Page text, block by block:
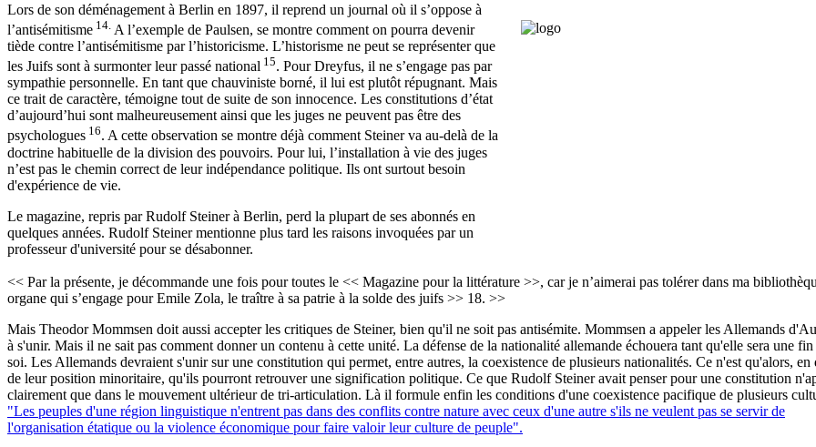
Lors de son déménagement à Berlin en 1897, il reprend un journal où il s’oppose à
l’antisémitisme 14. A l’exemple de Paulsen, se montre comment on pourra devenir
tiède contre l’antisémitisme par l’historicisme. L’historisme ne peut se représenter que
les Juifs sont à surmonter leur passé national 15. Pour Dreyfus, il ne s’engage pas par
sympathie personnelle. En tant que chauviniste borné, il lui est plutôt répugnant. Mais
ce trait de caractère, témoigne tout de suite de son innocence. Les constitutions d’état
d’aujourd’hui sont malheureusement ainsi que les juges ne peuvent pas être des
psychologues 16. A cette observation se montre déjà comment Steiner va au-delà de la
doctrine habituelle de la division des pouvoirs. Pour lui, l’installation à vie des juges
n’est pas le chemin correct de leur indépendance politique. Ils ont surtout besoin
d'expérience de vie.
Le magazine, repris par Rudolf Steiner à Berlin, perd la plupart de ses abonnés en
quelques années. Rudolf Steiner mentionne plus tard les raisons invoquées par un
professeur d'université pour se désabonner.
<< Par la présente, je décommande une fois pour toutes le << Magazine pour la littérature >>, car je n’aimerai pas tolérer dans ma
organe qui s’engage pour Emile Zola, le traître à sa patrie à la solde des juifs >> 18. >>
Mais Theodor Mommsen doit aussi accepter les critiques de Steiner, bien qu'il ne soit pas antisémite. Mommsen a appeler les Allemands
à s'unir. Mais il ne sait pas comment donner un contenu à cette unité. La défense de la nationalité allemande échouera tant qu'elle sera une fin
soi. Les Allemands devraient s'unir sur une constitution qui permet, entre autres, la coexistence de plusieurs nationalités. Ce n'est qu'alors, en
de leur position minoritaire, qu'ils pourront retrouver une signification politique. Ce que Rudolf Steiner avait penser pour une constitution
clairement que dans le mouvement ultérieur de tri-articulation. Là il formule enfin les conditions d'une coexistence pacifique de plusieurs
"Les peuples d'une région linguistique n'entrent pas dans des conflits contre nature avec ceux d'une autre s'ils ne veulent pas se servir de
l'organisation étatique ou la violence économique pour faire valoir leur culture de peuple".